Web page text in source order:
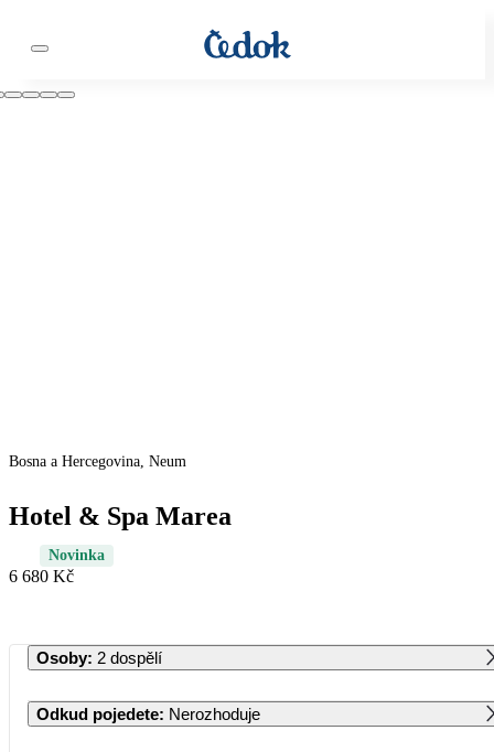
Bosna a Hercegovina, Neum
Hotel & Spa Marea
Novinka
6 680 Kč
Osoby: 2 dospělí
Odkud pojedete: Nerozhoduje